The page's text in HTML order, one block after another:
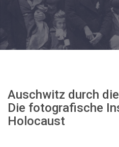
Auschwitz durch
Die fotografische
Holocaust